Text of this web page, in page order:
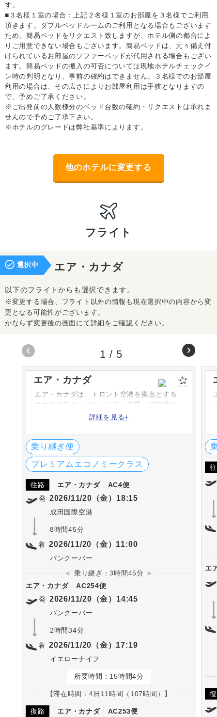
す。
■３名様１室の場合：上記２名様１室のお部屋を３名様でご利用
頂きます。ダブルベッドルームのご利用となる場合もございます
ため、簡易ベッドをリクエスト致しますが、ホテル側の都合によ
りご用意できない場合もございます。簡易ベッドは、元々備え付
けられているお部屋のソファーベッドが代用される場合もござい
ます。簡易ベッドの搬入の可否については現地ホテルチェックイ
ン時の判明となり、事前の確約はできません。３名様でのお部屋
利用の場合は、その広さによりお部屋利用は手狭となりますの
で、予めご了承ください。
※ご出発前の人数様分のベッド台数の確約・リクエストは承れま
せんので予めご了承下さい。
※ホテルのグレードは弊社基準によります。
他のホテルに変更する
フライト
選択中 エア・カナダ
以下のフライトからも選択できます。
※変更する場合、フライト以外の情報も現在選択中の内容から変
更となる可能性がございます。
かならず変更後の画面にて詳細をご確認ください。
エア・カナダ
エア・カナダは、トロント空港を拠点とする
カナダのフラッグキャリア。主要ハブ空港は
トロントピアソン空港、バンクーバー空港は
便を運航しています。
詳細を見る+
乗り継ぎ便
プレミアムエコノミークラス
往路 エア・カナダ
AC4便
発 2026/11/20（金）18:15
成田国際空港
8時間45分
着 2026/11/20（金）11:00
バンクーバー
＜ 乗り継ぎ：3時間45分 ＞
エア・カナダ
AC254便
発 2026/11/20（金）14:45
バンクーバー
2時間34分
着 2026/11/20（金）17:19
イエローナイフ
所要時間：15時間4分
【滞在時間：4日11時間（107時間）】
復路 エア・カナダ
AC253便
エ
1 / 5